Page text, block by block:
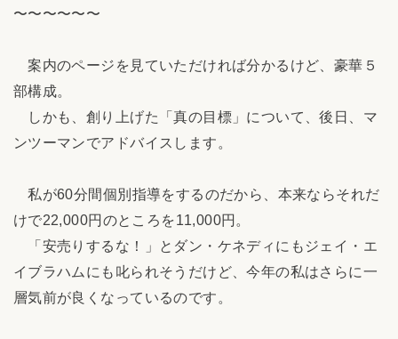
〜〜〜〜〜〜
案内のページを見ていただければ分かるけど、豪華５
部構成。
しかも、創り上げた「真の目標」について、後日、マ
ンツーマンでアドバイスします。
私が60分間個別指導をするのだから、本来ならそれだ
けで22,000円のところを11,000円。
「安売りするな！」とダン・ケネディにもジェイ・エ
イブラハムにも叱られそうだけど、今年の私はさらに一
層気前が良くなっているのです。